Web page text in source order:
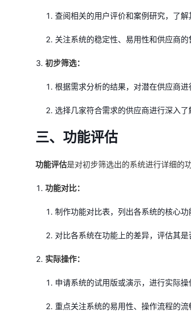
查阅相关的用户评价和案例研究，了解
关注系统的稳定性、易用性和供应商的
初步筛选：
根据需求分析的结果，对潜在供应商进
选择几家符合需求的供应商进行深入了
三、功能评估
功能评估是对初步筛选出的系统进行详细的
功能对比：
制作功能对比表，列出各系统的核心功
对比各系统在功能上的差异，评估其是
实际操作：
申请系统的试用版或演示，进行实际操
重点关注系统的易用性、操作流程的流